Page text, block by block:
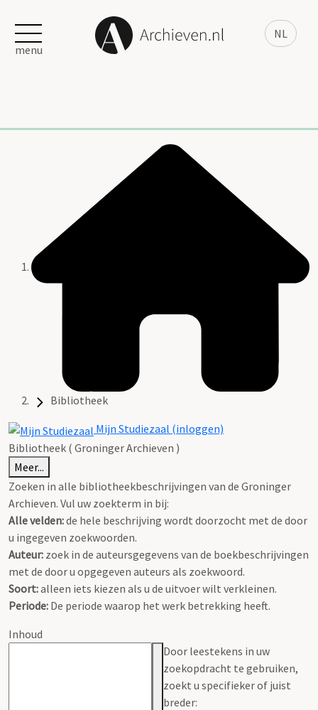
NL
menu
Bibliotheek
Mijn Studiezaal (inloggen)
Bibliotheek ( Groninger Archieven )
Meer...
Zoeken in alle bibliotheekbeschrijvingen van de Groninger
Archieven. Vul uw zoekterm in bij:
Alle velden:de hele beschrijving wordt doorzocht met de door
u ingegeven zoekwoorden.
Auteur: zoek in de auteursgegevens van de boekbeschrijvingen
met de door u opgegeven auteurs als zoekwoord.
Soort:alleen iets kiezen als u de uitvoer wilt verkleinen.
Periode: De periode waarop het werk betrekking heeft.
Inhoud
Door leestekens in uw
zoekopdracht te gebruiken,
zoekt u specifieker of juist
breder: